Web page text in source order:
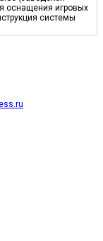
оснащения игровых
системы